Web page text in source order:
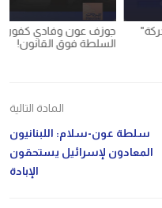
عون وفادي كفوري في بعبدا: أزلام
فوق القانون!
المادة التالية
سلطة عون-سلام: اللبنانيون
المعادون لإسرائيل يستحقون
الإبادة